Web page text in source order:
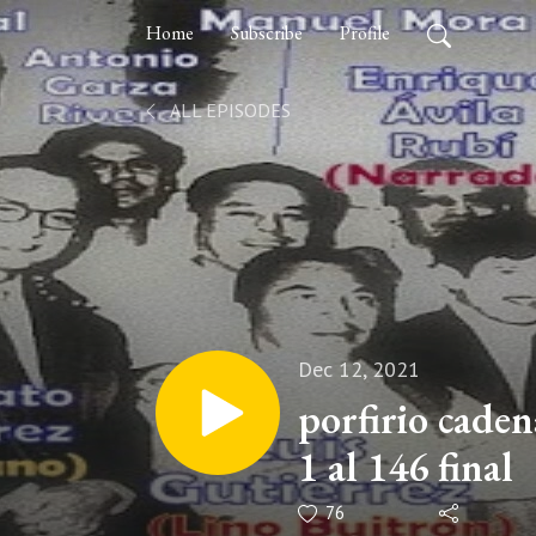
Home Subscribe Profile
ALL EPISODES
Dec 12, 2021
porfirio cadena el
1 al 146 final
76